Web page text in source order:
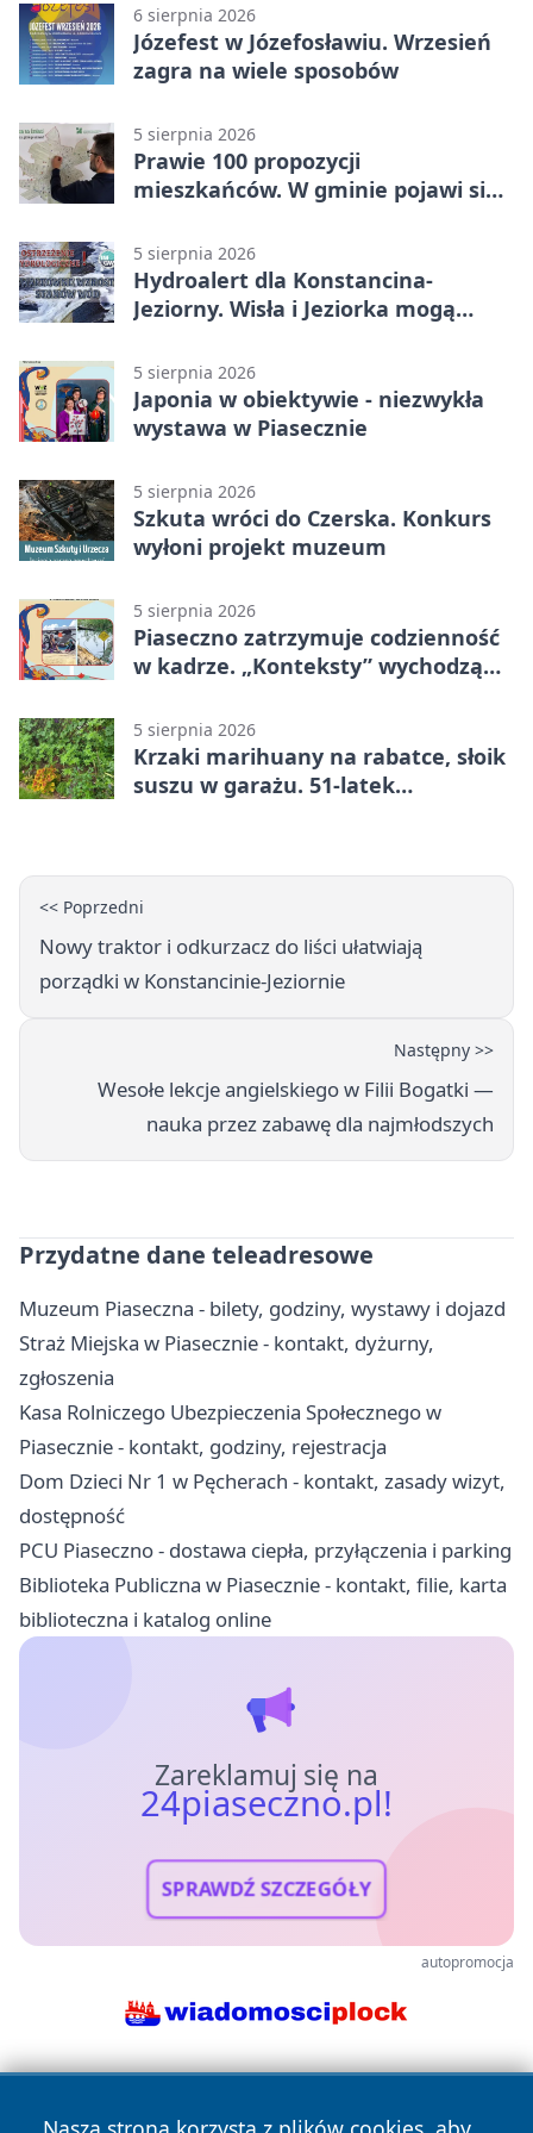
6 sierpnia 2026
Józefest w Józefosławiu. Wrzesień
zagra na wiele sposobów
5 sierpnia 2026
Prawie 100 propozycji
mieszkańców. W gminie pojawi się
5 sierpnia 2026
Hydroalert dla Konstancina-
Jeziorny. Wisła i Jeziorka mogą
5 sierpnia 2026
Japonia w obiektywie - niezwykła
wystawa w Piasecznie
5 sierpnia 2026
Szkuta wróci do Czerska. Konkurs
wyłoni projekt muzeum
5 sierpnia 2026
Piaseczno zatrzymuje codzienność
w kadrze. „Konteksty” wychodzą
5 sierpnia 2026
Krzaki marihuany na rabatce, słoik
suszu w garażu. 51-latek
<< Poprzedni
Nowy traktor i odkurzacz do liści ułatwiają
porządki w Konstancinie-Jeziornie
Następny >>
Wesołe lekcje angielskiego w Filii Bogatki —
nauka przez zabawę dla najmłodszych
Przydatne dane teleadresowe
Muzeum Piaseczna - bilety, godziny, wystawy i dojazd
Straż Miejska w Piasecznie - kontakt, dyżurny,
zgłoszenia
Kasa Rolniczego Ubezpieczenia Społecznego w
Piasecznie - kontakt, godziny, rejestracja
Dom Dzieci Nr 1 w Pęcherach - kontakt, zasady wizyt,
dostępność
PCU Piaseczno - dostawa ciepła, przyłączenia i parking
Biblioteka Publiczna w Piasecznie - kontakt, filie, karta
biblioteczna i katalog online
Zareklamuj się na
24piaseczno.pl!
SPRAWDŹ SZCZEGÓŁY
autopromocja